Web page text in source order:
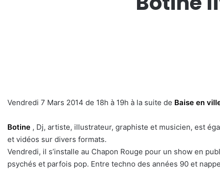
Vendredi 7 Mars 2014 de 18h à 19h à la suite de Baise en
Botine , Dj, artiste, illustrateur, graphiste et musicien, est
et vidéos sur divers formats.
Vendredi, il s’installe au Chapon Rouge pour un show en
psychés et parfois pop. Entre techno des années 90 et